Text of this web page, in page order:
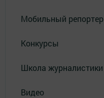
Мобильный репортер
Конкурсы
Школа журналистики
Видео